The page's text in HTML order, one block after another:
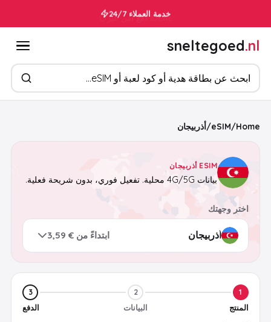
خدمة العملاء 24/7
sneltegoed.nl
ابحث عن المنتجات
Home
/
eSIM
/أذربيجان
ESIM أذربيجان
بيانات 4G/5G محلية. تفعيل فوري، بدون شريحة فعلية.
اختر وجهتك
ابتداءً من € 3,59
1
المنتج
2
البيانات
3
الدفع